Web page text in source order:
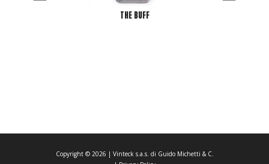
THE BUFF
Copyright © 2026 | Vinteck s.a.s. di Guido Michetti & C.